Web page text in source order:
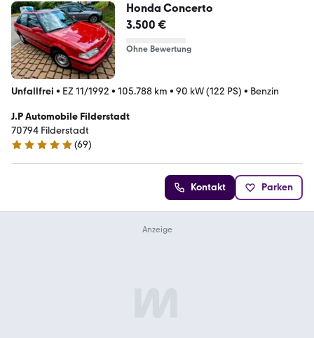
Honda Concerto
3.500 €
Ohne Bewertung
Unfallfrei • EZ 11/1992 • 105.788 km • 90 kW (122 PS) • Benzin
J.P Automobile Filderstadt
70794 Filderstadt
5 Sterne
(69)
Kontakt Parken